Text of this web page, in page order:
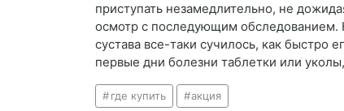
приступать незамедлительно, не
осмотр с последующим обследованием.
сустава все-таки сучилось, как
первые дни болезни таблетки или
где купить акция